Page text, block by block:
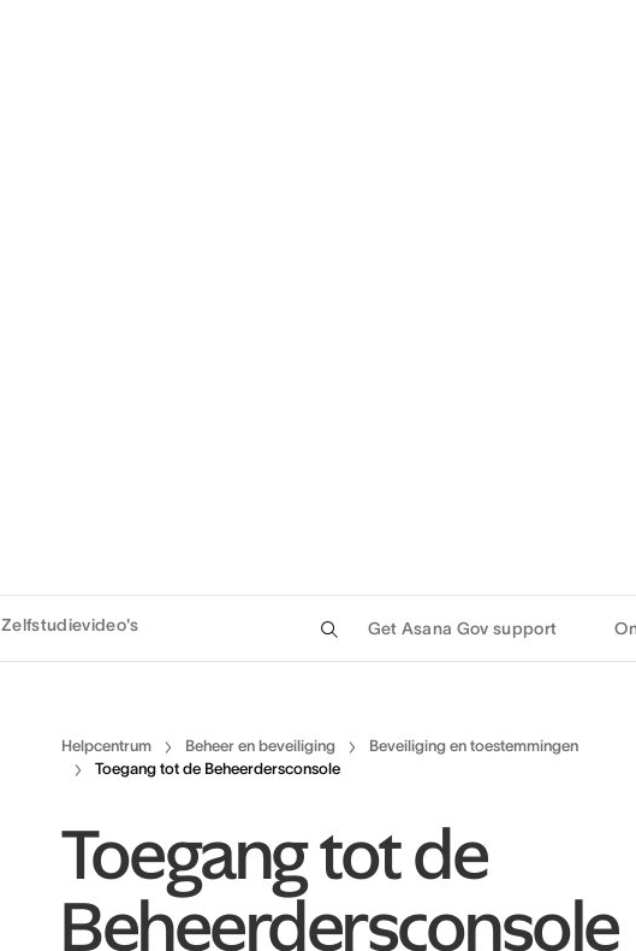
Zelfstudievideo's Get Asana Gov support
Helpcentrum Beheer en beveiliging
Beveiliging en toestemmingen
Toegang tot de Beheerdersconsole
Toegang tot de
Beheerdersconsole